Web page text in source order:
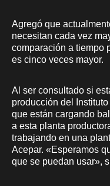
Agregó que
necesitan cada vez
comparación a tiempo
es cinco veces mayor.
Al ser consultado si
producción del
que están cargando
a esta planta
trabajando en una
Acepar. «Esperamos
que se puedan usar»,